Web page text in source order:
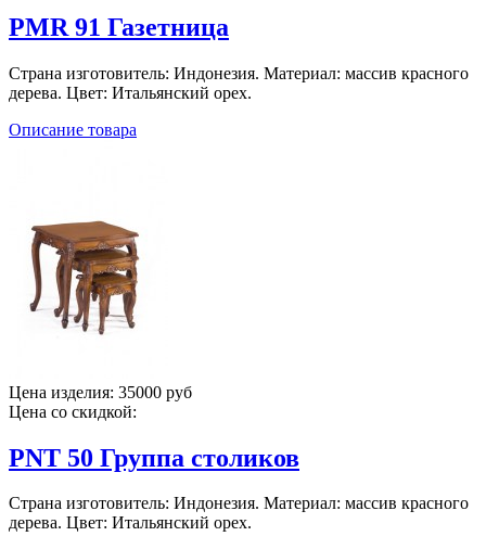
PMR 91 Газетница
Страна изготовитель: Индонезия. Материал: массив красного
дерева. Цвет: Итальянский орех.
Описание товара
Цена изделия: 35000 руб
Цена со скидкой:
PNT 50 Группа столиков
Страна изготовитель: Индонезия. Материал: массив красного
дерева. Цвет: Итальянский орех.